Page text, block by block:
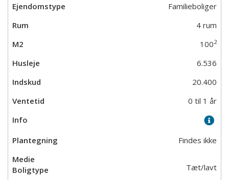
Familieboliger
4 rum
1002
6.536
20.400
0 til 1 år
Findes ikke
Tæt/lavt